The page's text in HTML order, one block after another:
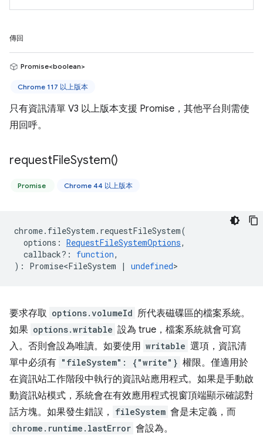
傳回
Promise<boolean>
Chrome 117 以上版本
只有資訊清單 V3 以上版本支援 Promise，其他平台則需使
用回呼。
requestFileSystem()
Promise Chrome 44 以上版本
chrome. fileSystem . requestFileSystem(
options : RequestFileSystemOptions,
callback? : function,
) : Promise<FileSystem | undefined>
要求存取 options.volumeId 所代表磁碟區的檔案系統。
如果 options.writable 設為 true，檔案系統就會可寫
入。否則會設為唯讀。如要使用 writable 選項，資訊清
單中必須有 "fileSystem": {"write"} 權限。僅適用於
在資訊站工作階段中執行的資訊站應用程式。如果是手動啟
動資訊站模式，系統會在有效應用程式視窗頂端顯示確認對
話方塊。如果發生錯誤，
fileSystem 會是未定義，而
chrome.runtime.lastError 會設為。